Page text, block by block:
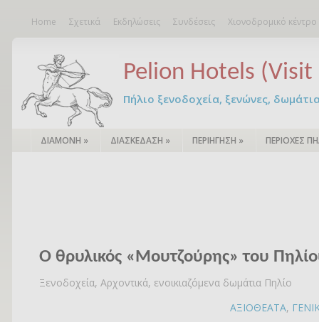
Home Σχετικά Εκδηλώσεις Συνδέσεις Χιονοδρομικό
Pelion Hotels (Visit
Πήλιο ξενοδοχεία, ξενώνες,
ΔΙΑΜΟΝΗ » ΔΙΑΣΚΕΔΑΣΗ » ΠΕΡΙΗΓΗΣΗ » ΠΕΡΙΟΧΕΣ
Ο θρυλικός «Μουτζούρης» του
Ξενοδοχεία, Αρχοντικά, ενοικιαζόμενα δωμάτια Πηλίο
ΑΞΙΟΘΕΑΤΑ,